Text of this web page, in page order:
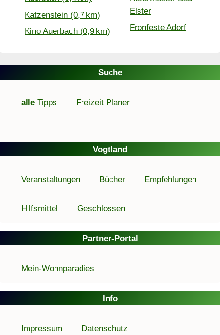
Katzenstein (0,7 km)
Kino Auerbach (0,9 km)
Elster
Fronfeste Adorf
Suche
alle Tipps Freizeit Planer
Vogtland
Veranstaltungen Bücher Empfehlungen
Hilfsmittel Geschlossen
Partner-Portal
Mein-Wohnparadies
Info
Impressum Datenschutz